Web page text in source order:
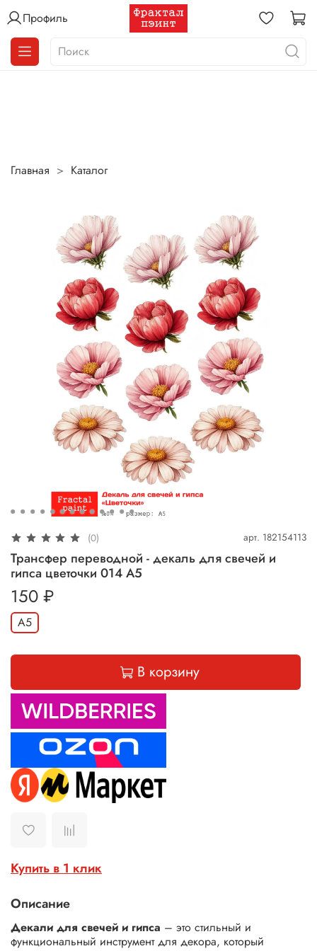
Профиль
Главная Каталог
(0) арт. 182154113
Трансфер переводной - декаль для свечей и
гипса цветочки 014 А5
150 ₽
А5
В корзину
Купить в 1 клик
Описание
Декали для свечей и гипса – это стильный и
функциональный инструмент для декора, который